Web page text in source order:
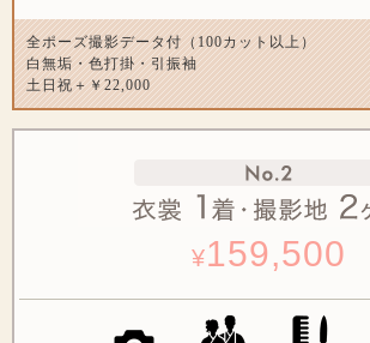
全ポーズ撮影データ付（100カット以上）
白無垢・色打掛・引振袖
土日祝＋￥22,000
¥159,500